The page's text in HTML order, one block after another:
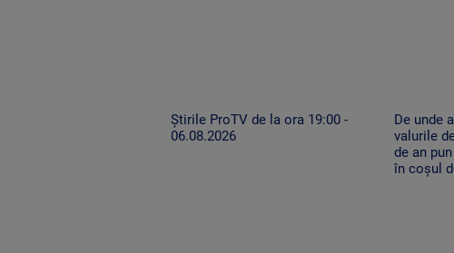
Știrile ProTV de la ora 19:00 -
06.08.2026
De unde
valurile
de an
în coșul